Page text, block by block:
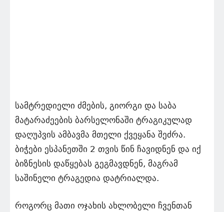
სამტრედიელი ძმების, გიორგი და საბა
მატარაძეების ბარსელონაში ტრაგიკულად
დაღუპვის ამბავმა მთელი ქვეყანა შეძრა.
ბიჭები ესპანეთში 2 თვის წინ ჩავიდნენ და იქ
ბიზნესის დაწყებას გეგმავდნენ, მაგრამ
საშინელი ტრაგედია დატრიალდა.
როგორც მათი ოჯახის ახლობელი ჩვენთან